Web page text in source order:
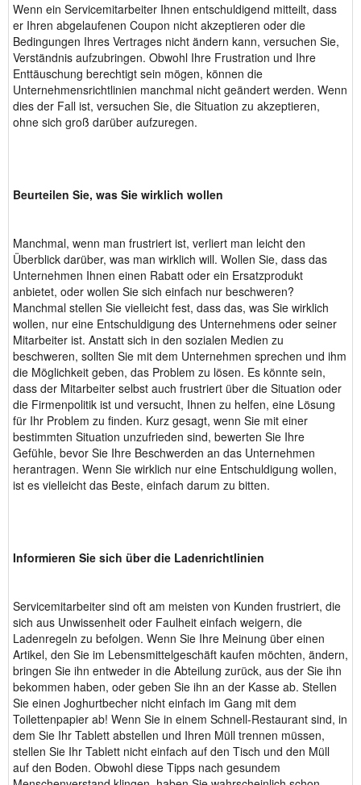
Wenn ein Servicemitarbeiter Ihnen entschuldigend mitteilt, dass
er Ihren abgelaufenen Coupon nicht akzeptieren oder die
Bedingungen Ihres Vertrages nicht ändern kann, versuchen Sie,
Verständnis aufzubringen. Obwohl Ihre Frustration und Ihre
Enttäuschung berechtigt sein mögen, können die
Unternehmensrichtlinien manchmal nicht geändert werden. Wenn
dies der Fall ist, versuchen Sie, die Situation zu akzeptieren,
ohne sich groß darüber aufzuregen.
Beurteilen Sie, was Sie wirklich wollen
Manchmal, wenn man frustriert ist, verliert man leicht den
Überblick darüber, was man wirklich will. Wollen Sie, dass das
Unternehmen Ihnen einen Rabatt oder ein Ersatzprodukt
anbietet, oder wollen Sie sich einfach nur beschweren?
Manchmal stellen Sie vielleicht fest, dass das, was Sie wirklich
wollen, nur eine Entschuldigung des Unternehmens oder seiner
Mitarbeiter ist. Anstatt sich in den sozialen Medien zu
beschweren, sollten Sie mit dem Unternehmen sprechen und ihm
die Möglichkeit geben, das Problem zu lösen. Es könnte sein,
dass der Mitarbeiter selbst auch frustriert über die Situation oder
die Firmenpolitik ist und versucht, Ihnen zu helfen, eine Lösung
für Ihr Problem zu finden. Kurz gesagt, wenn Sie mit einer
bestimmten Situation unzufrieden sind, bewerten Sie Ihre
Gefühle, bevor Sie Ihre Beschwerden an das Unternehmen
herantragen. Wenn Sie wirklich nur eine Entschuldigung wollen,
ist es vielleicht das Beste, einfach darum zu bitten.
Informieren Sie sich über die Ladenrichtlinien
Servicemitarbeiter sind oft am meisten von Kunden frustriert, die
sich aus Unwissenheit oder Faulheit einfach weigern, die
Ladenregeln zu befolgen. Wenn Sie Ihre Meinung über einen
Artikel, den Sie im Lebensmittelgeschäft kaufen möchten, ändern,
bringen Sie ihn entweder in die Abteilung zurück, aus der Sie ihn
bekommen haben, oder geben Sie ihn an der Kasse ab. Stellen
Sie einen Joghurtbecher nicht einfach im Gang mit dem
Toilettenpapier ab! Wenn Sie in einem Schnell-Restaurant sind, in
dem Sie Ihr Tablett abstellen und Ihren Müll trennen müssen,
stellen Sie Ihr Tablett nicht einfach auf den Tisch und den Müll
auf den Boden. Obwohl diese Tipps nach gesundem